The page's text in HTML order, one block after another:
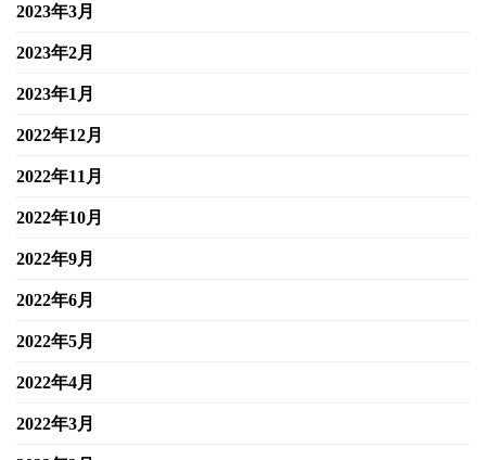
2023年3月
2023年2月
2023年1月
2022年12月
2022年11月
2022年10月
2022年9月
2022年6月
2022年5月
2022年4月
2022年3月